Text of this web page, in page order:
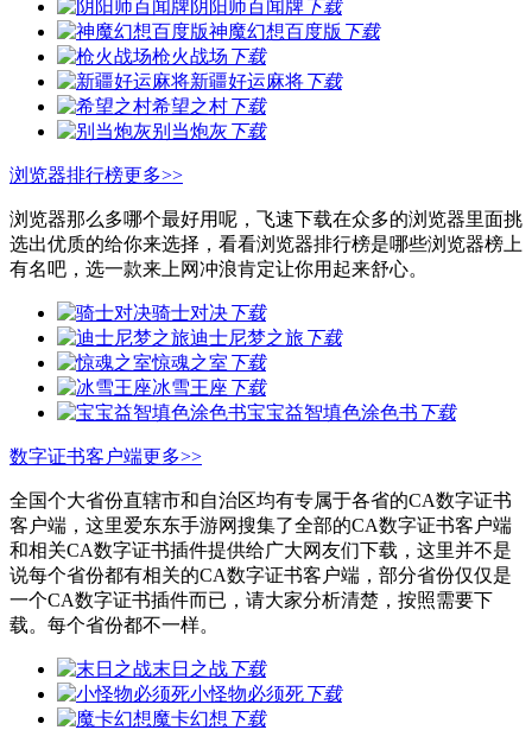
阴阳师百闻牌下载
神魔幻想百度版 下载
枪火战场 下载
新疆好运麻将下载
希望之村下载
别当炮灰 下载
浏览器排行榜更多>>
浏览器那么多哪个最好用呢，飞速下载在众多的浏览器里面挑
选出优质的给你来选择，看看浏览器排行榜是哪些浏览器榜上
有名吧，选一款来上网冲浪肯定让你用起来舒心。
骑士对决下载
迪士尼梦之旅 下载
惊魂之室 下载
冰雪王座 下载
宝宝益智填色涂色书 下载
数字证书客户端更多>>
全国个大省份直辖市和自治区均有专属于各省的CA数字证书
客户端，这里爱东东手游网搜集了全部的CA数字证书客户端
和相关CA数字证书插件提供给广大网友们下载，这里并不是
说每个省份都有相关的CA数字证书客户端，部分省份仅仅是
一个CA数字证书插件而已，请大家分析清楚，按照需要下
载。每个省份都不一样。
末日之战下载
小怪物必须死下载
魔卡幻想 下载